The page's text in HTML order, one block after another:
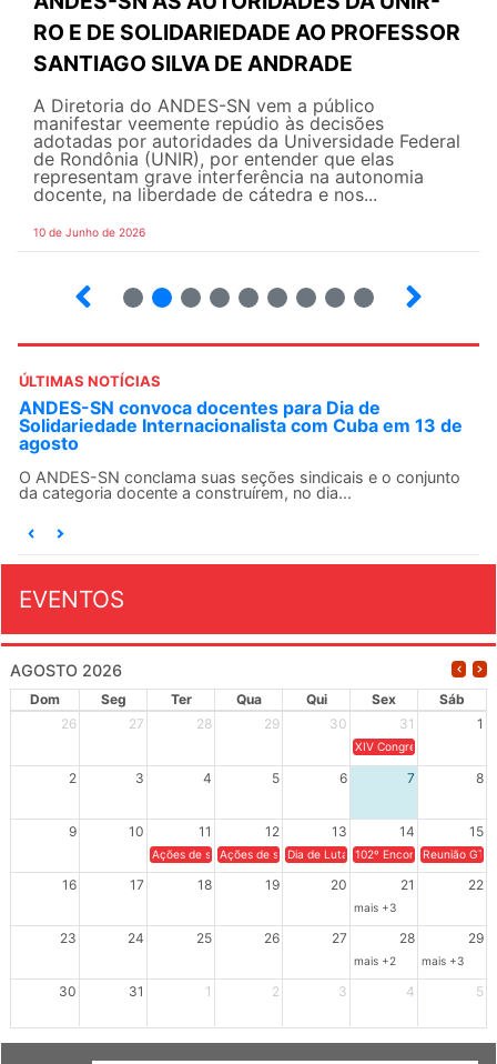
RO E DE SOLIDARIEDADE AO PROFESSOR
SANTIAGO SILVA DE ANDRADE
A Diretoria do ANDES-SN vem a público
manifestar veemente repúdio às decisões
adotadas por autoridades da Universidade Federal
de Rondônia (UNIR), por entender que elas
representam grave interferência na autonomia
docente, na liberdade de cátedra e nos...
10 de Junho de 2026
ÚLTIMAS NOTÍCIAS
ANDES-SN convoca docentes para Dia de
Solidariedade Internacionalista com Cuba em 13 de
agosto
O ANDES-SN conclama suas seções sindicais e o conjunto
da categoria docente a construírem, no dia...
EVENTOS
AGOSTO 2026
Dom Seg Ter Qua Qui Sex
Sáb
26
27 28 29 30 31 1
XIV Congresso Brasileiro
2 3 4 5 6 7 8
9 10 11 12 13 14 15
Ações de solidariedade a Cuba no Rio Grande do Sul - 100
Ações de solidariedade a Cuba no Rio Grande do
Dia de Luta em Defesa de Cuba e da
102º Encontro da
Reunião
16 17 18 19 20 21 22
mais +3
23 24 25 26 27 28 29
mais +2 mais +3
30 31 1 2 3 4 5